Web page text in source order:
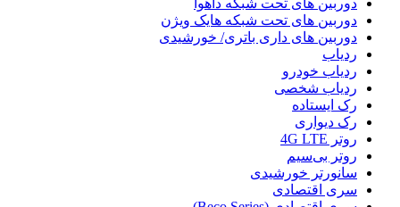
دوربین های تحت شبکه داهوا
دوربین های تحت شبکه هایک ویژن
دوربین های داری باتری/ خورشیدی
ردیاب
ردیاب خودرو
ردیاب شخصی
رک ایستاده
رک دیواری
روتر 4G LTE
روتر بی‌سیم
سانورتر خورشیدی
سری اقتصادی